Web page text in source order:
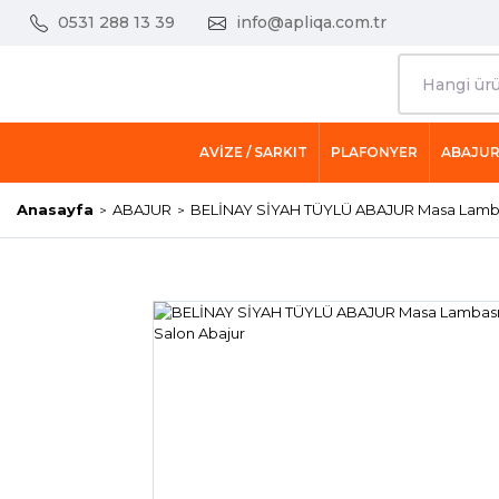
0531 288 13 39 info@apliqa.com.tr
AVİZE / SARKIT PLAFONYER ABAJUR
Anasayfa ABAJUR BELİNAY SİYAH TÜYLÜ ABAJUR Masa